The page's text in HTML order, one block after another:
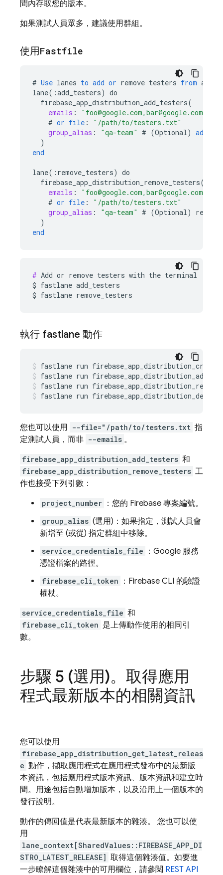
間內存取您的版本。
如果測試人員眾多，建議使用群組。
使用Fastfile
# Use lanes to add or remove testers from a
lane( :add_testers) do
firebase_app_distribution_add_testers(
emails :
"foo@google.com,bar@google.com"
# or file :
"/path/to/testers.txt"
group_alias : "qa-team" # (Optional) add
)
end
lane( : remove_testers) do
firebase_app_distribution_remove_testers(
emails :
"foo@google.com,bar@google.com"
# or file :
"/path/to/testers.txt"
group_alias : "qa-team" # (Optional)
remove
)
end
# Add or remove testers with the terminal
$ fastlane add_testers
$ fastlane remove_testers
執行 fastlane 動作
fastlane run
fastlane run
fastlane run
fastlane run
您也可以使用 --file="/path/to/testers.txt 指
定測試人員，而非 --emails 。
firebase_app_distribution_add_testers 和
firebase_app_distribution_remove_testers 工
作也接受下列引數：
project_number ：您的 Firebase 專案編號。
group_alias (選用)：如果指定，測試人員會
新增至 (或從) 指定群組中移除。
service_credentials_file
：Google 服務
憑證檔案的路徑。
firebase_cli_token ： Firebase CLI 的驗證
權杖。
service_credentials_file 和
firebase_cli_token 是上傳動作使用的相同引
數。
步驟 5 (選用)。取得應用
程式最新版本的相關資訊
您可以使用
firebase_app_distribution_get_latest_releas
e 動作，擷取應用程式在應用程式發布中的最新版
本資訊，包括應用程式版本資訊、版本資訊和建立時
間。用途包括自動增加版本，以及沿用上一個版本的
發行說明。
動作的傳回值是代表最新版本的雜湊。 您也可以使
用
lane_context[SharedValues::FIREBASE_APP_DI
STRO_LATEST_RELEASE] 取得這個雜湊值。如要進
一步瞭解這個雜湊中的可用欄位，請參閱 REST API